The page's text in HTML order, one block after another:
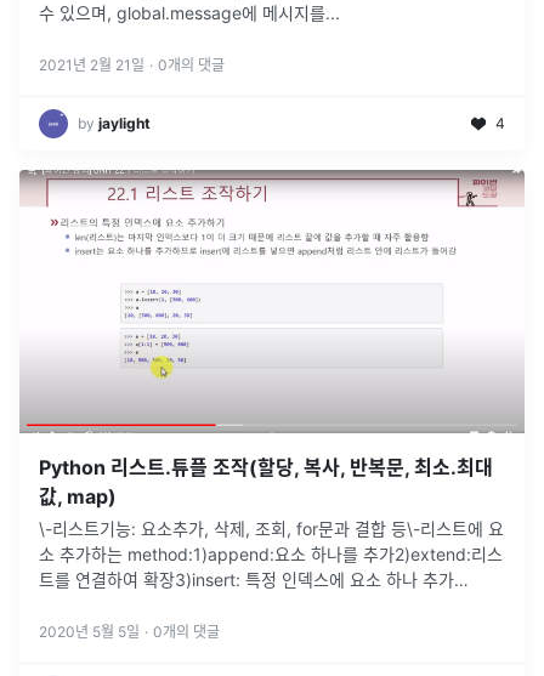
수 있으며, global.message에 메시지를...
2021년 2월 21일 · 0개의 댓글
by jaylight 4
Python 리스트.튜플 조작(할당, 복사, 반복문, 최소.최대
값, map)
\-리스트기능: 요소추가, 삭제, 조회, for문과 결합 등\-리스트에 요
소 추가하는 method:1)append:요소 하나를 추가2)extend:리스
트를 연결하여 확장3)insert: 특정 인덱스에 요소 하나 추가
2020년 5월 5일 · 0개의 댓글